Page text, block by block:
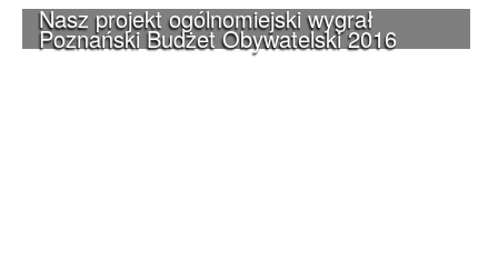
Nasz projekt ogólnomiejski wygrał
Poznański Budżet Obywatelski 2016